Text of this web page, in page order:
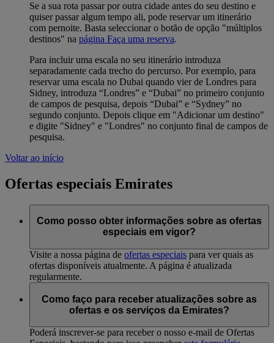
Se a sua rota passar por outra cidade antes do seu destino e
quiser passar algum tempo ali, pode reservar um itinerário
com pernoite. Basta seleccionar o botão de opção "múltiplos
destinos" na página Faça uma reserva.
Para incluir uma escala no seu itinerário introduza
separadamente cada trecho do percurso. Por exemplo, para
reservar uma escala no Dubai quando vier de Londres para
Sidney, introduza “Londres” e “Dubai” no primeiro conjunto
de campos de pesquisa, depois “Dubai” e “Sydney” no
segundo conjunto. Depois clique em "Adicionar um destino"
e digite "Sidney" e "Londres" no conjunto final de campos de
pesquisa.
Voltar ao início
Ofertas especiais Emirates
Como posso obter informações sobre as ofertas
especiais em vigor?
Visite a nossa página de ofertas especiais para ver quais as
ofertas disponíveis atualmente. A página é atualizada
regularmente.
Como faço para receber atualizações sobre as
ofertas e os serviços da Emirates?
Poderá inscrever-se para receber o nosso e-mail de Ofertas